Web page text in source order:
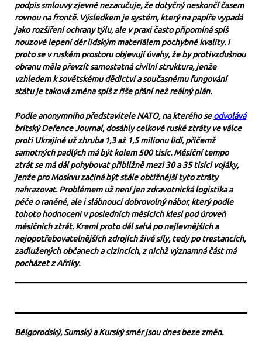
podpis smlouvy zjevně nezaručuje, že dotyčný neskončí časem
rovnou na frontě. Výsledkem je systém, který na papíře vypadá
jako rozšíření ochrany týlu, ale v praxi často připomíná spíš
nouzové lepení děr lidským materiálem pochybné kvality. I
proto se v ruském prostoru objevují úvahy, že by protivzdušnou
obranu měla převzít samostatná civilní struktura, jenže
vzhledem k sovětskému dědictví a současnému fungování
státu je taková změna spíš z říše přání než reálný plán.
Podle anonymního představitele NATO, na kterého seodvolává
britský Defence Journal, dosáhly celkové ruské ztráty ve válce
proti Ukrajině už zhruba 1,3 až 1,5 milionu lidí, přičemž
samotných padlých má být kolem 500 tisíc. Měsíční tempo
ztrát se má dál pohybovat přibližně mezi 30 a 35 tisíci vojáky,
jenže pro Moskvu začíná být stále obtížnější tyto ztráty
nahrazovat. Problémem už není jen zdravotnická logistika a
péče o raněné, ale i slábnoucí dobrovolný nábor, který podle
tohoto hodnocení v posledních měsících klesl pod úroveň
měsíčních ztrát. Kreml proto dál sahá po nejlevnějších a
nejopotřebovatelnějších zdrojích živé síly, tedy po trestancích,
zadlužených občanech a cizincích, z nichž významná část má
pocházet z Afriky.
Bělgorodský, Sumský a Kurský směr jsou dnes beze změn.